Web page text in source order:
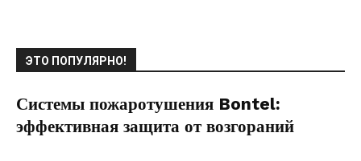
ЭТО ПОПУЛЯРНО!
Системы пожаротушения Bontel:
эффективная защита от возгораний
29.07.2022